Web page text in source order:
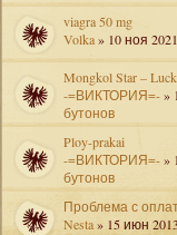
viagra 50 mg
Volka» 10 ноя
Mongkol Star –
-=ВИКТОРИЯ=-»
бутонов
Ploy-prakai
-=ВИКТОРИЯ=-»
бутонов
Проблема с
Nesta» 15 июн